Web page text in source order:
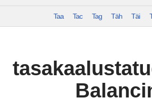
Taa Tac Tag Täh Täi